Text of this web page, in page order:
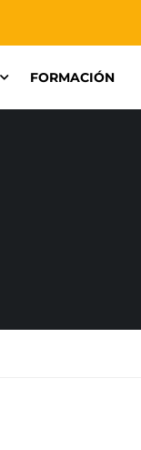
FORMACIÓN